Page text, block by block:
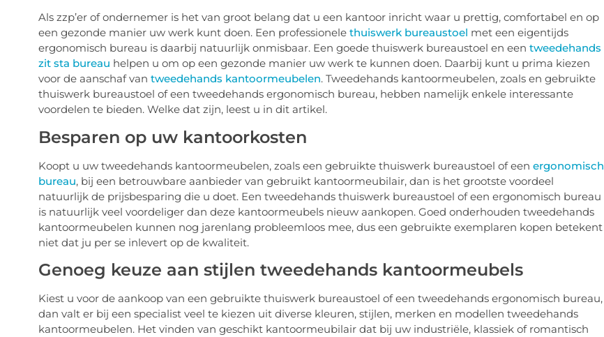
Als zzp’er of ondernemer is het van groot belang dat u een kantoor inricht waar u prettig, comfortabel en op
een gezonde manier uw werk kunt doen. Een professionele thuiswerk bureaustoel met een eigentijds
ergonomisch bureau is daarbij natuurlijk onmisbaar. Een goede thuiswerk bureaustoel en een tweedehands
zit sta bureau helpen u om op een gezonde manier uw werk te kunnen doen. Daarbij kunt u prima kiezen
voor de aanschaf van tweedehands kantoormeubelen. Tweedehands kantoormeubelen, zoals en gebruikte
thuiswerk bureaustoel of een tweedehands ergonomisch bureau, hebben namelijk enkele interessante
voordelen te bieden. Welke dat zijn, leest u in dit artikel.
Besparen op uw kantoorkosten
Koopt u uw tweedehands kantoormeubelen, zoals een gebruikte thuiswerk bureaustoel of een ergonomisch
bureau, bij een betrouwbare aanbieder van gebruikt kantoormeubilair, dan is het grootste voordeel
natuurlijk de prijsbesparing die u doet. Een tweedehands thuiswerk bureaustoel of een ergonomisch bureau
is natuurlijk veel voordeliger dan deze kantoormeubels nieuw aankopen. Goed onderhouden tweedehands
kantoormeubelen kunnen nog jarenlang probleemloos mee, dus een gebruikte exemplaren kopen betekent
niet dat ju per se inlevert op de kwaliteit.
Genoeg keuze aan stijlen tweedehands kantoormeubels
Kiest u voor de aankoop van een gebruikte thuiswerk bureaustoel of een tweedehands ergonomisch bureau,
dan valt er bij een specialist veel te kiezen uit diverse kleuren, stijlen, merken en modellen tweedehands
kantoormeubelen. Het vinden van geschikt kantoormeubilair dat bij uw industriële, klassiek of romantisch